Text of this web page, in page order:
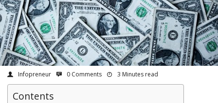
Infopreneur 0 Comments 3 Minutes read
Contents